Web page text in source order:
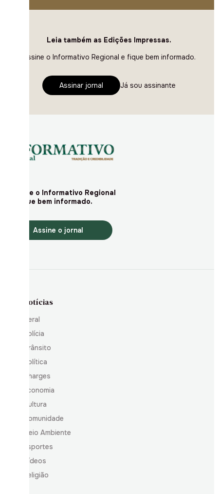
Leia também as Edições Impressas.
Assine o Informativo Regional e fique bem informado.
Assinar jornal Já sou assinante
Assine o Informativo Regional
e fique bem informado.
Assine o jornal
Notícias
Geral
Polícia
Trânsito
Política
Charges
Economia
Cultura
Comunidade
Meio Ambiente
Esportes
Vídeos
Religião